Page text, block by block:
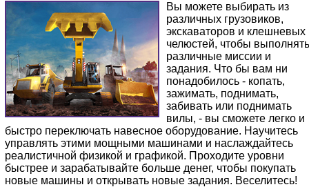
Вы можете выбирать из
различных грузовиков,
экскаваторов и клешневых
челюстей, чтобы выполнять
различные миссии и
задания. Что бы вам ни
понадобилось - копать,
зажимать, поднимать,
забивать или поднимать
вилы, - вы сможете легко и
быстро переключать навесное оборудование. Научитесь
управлять этими мощными машинами и наслаждайтесь
реалистичной физикой и графикой. Проходите уровни
быстрее и зарабатывайте больше денег, чтобы покупать
новые машины и открывать новые задания. Веселитесь!